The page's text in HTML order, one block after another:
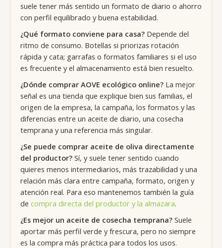
suele tener más sentido un formato de diario o ahorro
con perfil equilibrado y buena estabilidad.
¿Qué formato conviene para casa? Depende del
ritmo de consumo. Botellas si priorizas rotación
rápida y cata; garrafas o formatos familiares si el uso
es frecuente y el almacenamiento está bien resuelto.
¿Dónde comprar AOVE ecológico online? La mejor
señal es una tienda que explique bien sus familias, el
origen de la empresa, la campaña, los formatos y las
diferencias entre un aceite de diario, una cosecha
temprana y una referencia más singular.
¿Se puede comprar aceite de oliva directamente
del productor? Sí, y suele tener sentido cuando
quieres menos intermediarios, más trazabilidad y una
relación más clara entre campaña, formato, origen y
atención real. Para eso mantenemos también la guía
de compra directa del productor y la almazara.
¿Es mejor un aceite de cosecha temprana? Suele
aportar más perfil verde y frescura, pero no siempre
es la compra más práctica para todos los usos.